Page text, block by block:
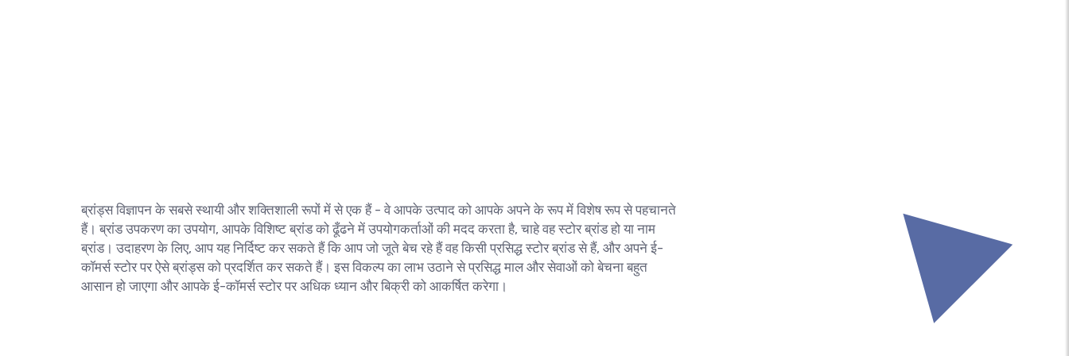
ब्रांड्स विज्ञापन के सबसे स्थायी और शक्तिशाली रूपों में से एक हैं - वे आपके उत्पाद को आपके अपने के रूप में विशेष रूप से पहचानते
हैं। ब्रांड उपकरण का उपयोग, आपके विशिष्ट ब्रांड को ढूँढने में उपयोगकर्ताओं की मदद करता है, चाहे वह स्टोर ब्रांड हो या नाम
ब्रांड। उदाहरण के लिए, आप यह निर्दिष्ट कर सकते हैं कि आप जो जूते बेच रहे हैं वह किसी प्रसिद्ध स्टोर ब्रांड से हैं, और अपने ई-
कॉमर्स स्टोर पर ऐसे ब्रांड्स को प्रदर्शित कर सकते हैं। इस विकल्प का लाभ उठाने से प्रसिद्ध माल और सेवाओं को बेचना बहुत
आसान हो जाएगा और आपके ई-कॉमर्स स्टोर पर अधिक ध्यान और बिक्री को आकर्षित करेगा।